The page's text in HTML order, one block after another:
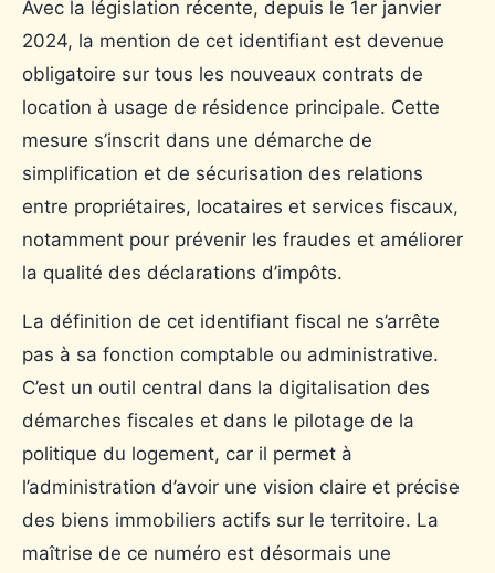
Avec la législation récente, depuis le 1er janvier
2024, la mention de cet identifiant est devenue
obligatoire sur tous les nouveaux contrats de
location à usage de résidence principale. Cette
mesure s’inscrit dans une démarche de
simplification et de sécurisation des relations
entre propriétaires, locataires et services fiscaux,
notamment pour prévenir les fraudes et améliorer
la qualité des déclarations d’impôts.
La définition de cet identifiant fiscal ne s’arrête
pas à sa fonction comptable ou administrative.
C’est un outil central dans la digitalisation des
démarches fiscales et dans le pilotage de la
politique du logement, car il permet à
l’administration d’avoir une vision claire et précise
des biens immobiliers actifs sur le territoire. La
maîtrise de ce numéro est désormais une